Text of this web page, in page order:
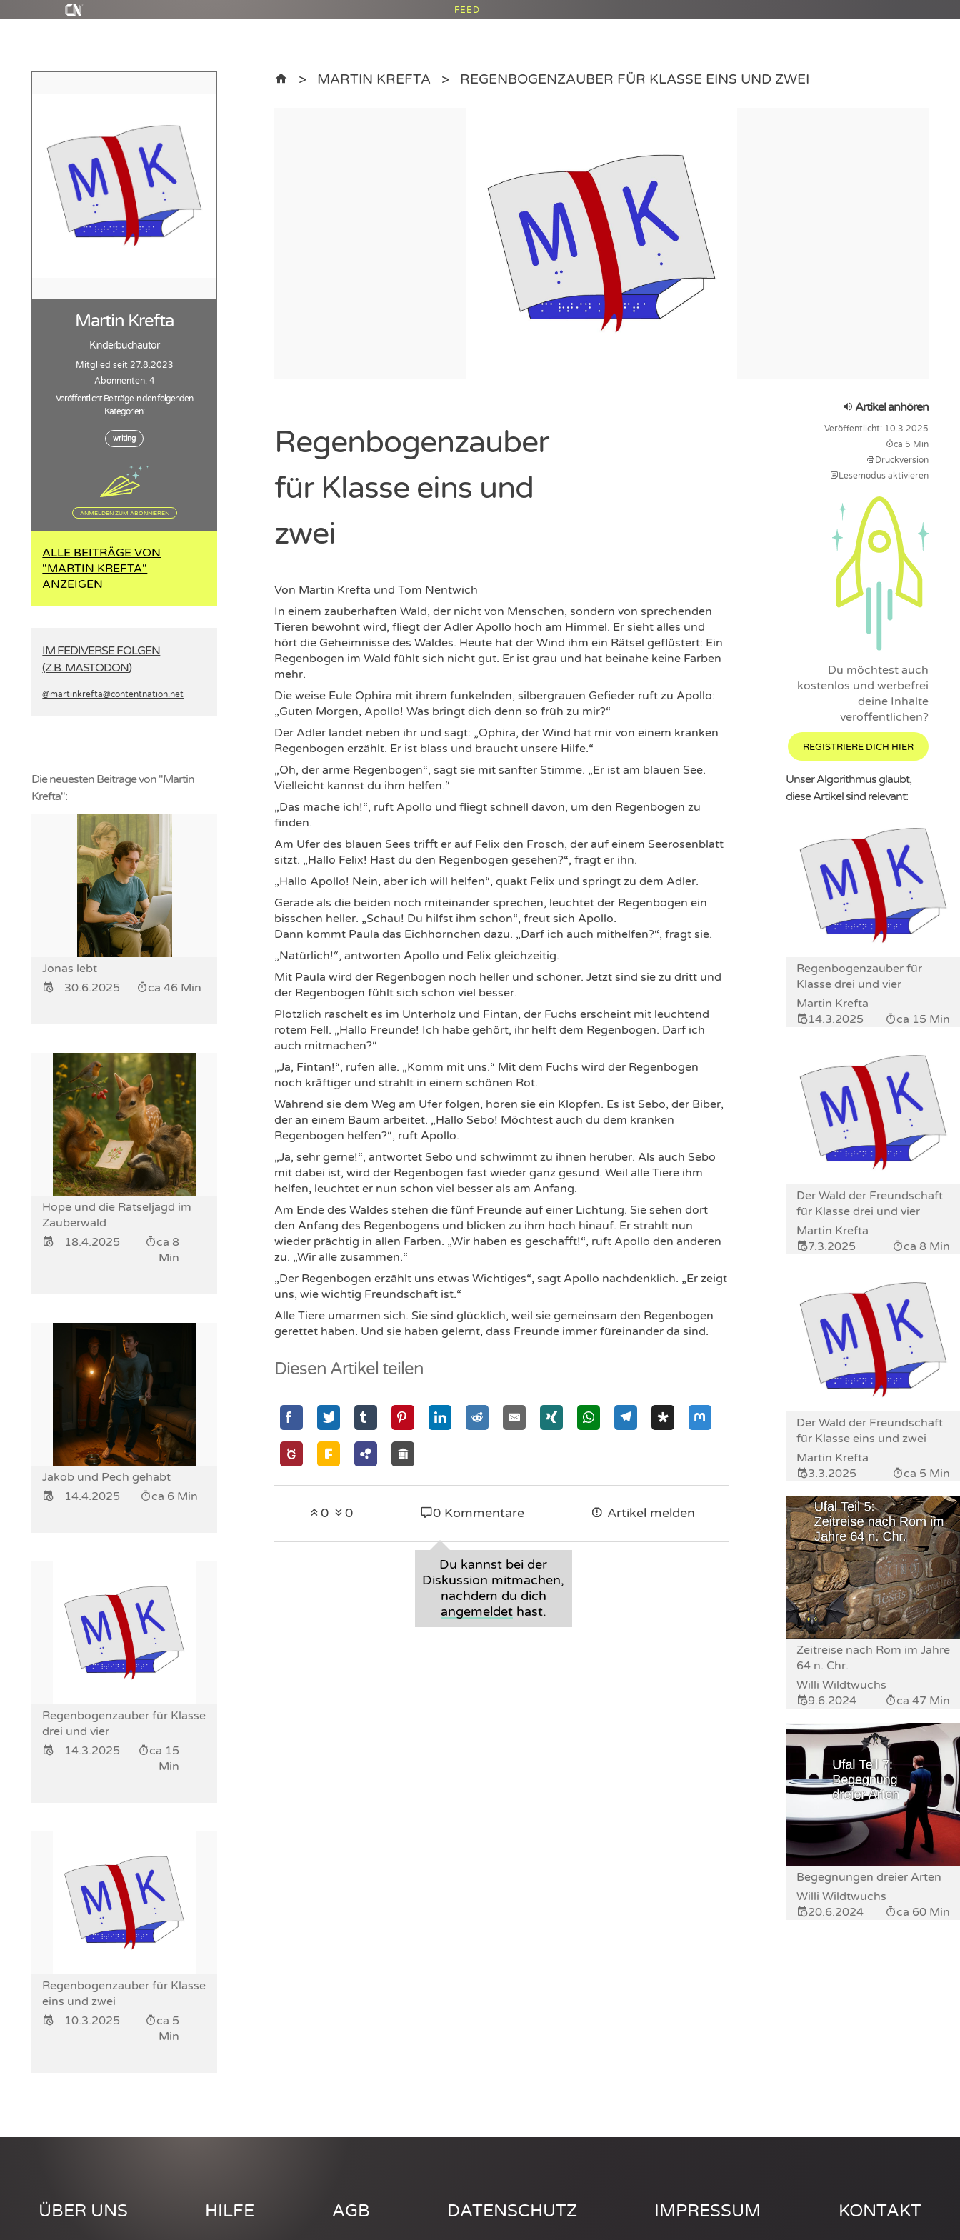
FEED
MARTIN KREFTA REGENBOGENZAUBER FÜR KLASSE EINS UND ZWEI
Artikel anhören
Veröffentlicht: 10.3.2025
ca 5 Min
Druckversion
Lesemodus aktivieren
Regenbogenzauber
für Klasse eins und
zwei
Von Martin Krefta und Tom Nentwich
In einem zauberhaften Wald, der nicht von Menschen, sondern von sprechenden
Tieren bewohnt wird, fliegt der Adler Apollo hoch am Himmel. Er sieht alles und
hört die Geheimnisse des Waldes. Heute hat der Wind ihm ein Rätsel geflüstert: Ein
Regenbogen im Wald fühlt sich nicht gut. Er ist grau und hat beinahe keine Farben
mehr.
Die weise Eule Ophira mit ihrem funkelnden, silbergrauen Gefieder ruft zu Apollo:
„Guten Morgen, Apollo! Was bringt dich denn so früh zu mir?“
Der Adler landet neben ihr und sagt: „Ophira, der Wind hat mir von einem kranken
Regenbogen erzählt. Er ist blass und braucht unsere Hilfe.“
„Oh, der arme Regenbogen“, sagt sie mit sanfter Stimme. „Er ist am blauen See.
Vielleicht kannst du ihm helfen.“
„Das mache ich!“, ruft Apollo und fliegt schnell davon, um den Regenbogen zu
finden.
Am Ufer des blauen Sees trifft er auf Felix den Frosch, der auf einem Seerosenblatt
sitzt. „Hallo Felix! Hast du den Regenbogen gesehen?“, fragt er ihn.
„Hallo Apollo! Nein, aber ich will helfen“, quakt Felix und springt zu dem Adler.
Gerade als die beiden noch miteinander sprechen, leuchtet der Regenbogen ein
bisschen heller. „Schau! Du hilfst ihm schon“, freut sich Apollo.
Dann kommt Paula das Eichhörnchen dazu. „Darf ich auch mithelfen?“, fragt sie.
„Natürlich!“, antworten Apollo und Felix gleichzeitig.
Mit Paula wird der Regenbogen noch heller und schöner. Jetzt sind sie zu dritt und
der Regenbogen fühlt sich schon viel besser.
Plötzlich raschelt es im Unterholz und Fintan, der Fuchs erscheint mit leuchtend
rotem Fell. „Hallo Freunde! Ich habe gehört, ihr helft dem Regenbogen. Darf ich
auch mitmachen?“
„Ja, Fintan!“, rufen alle. „Komm mit uns.“ Mit dem Fuchs wird der Regenbogen
noch kräftiger und strahlt in einem schönen Rot.
Während sie dem Weg am Ufer folgen, hören sie ein Klopfen. Es ist Sebo, der Biber,
der an einem Baum arbeitet. „Hallo Sebo! Möchtest auch du dem kranken
Regenbogen helfen?“, ruft Apollo.
„Ja, sehr gerne!“, antwortet Sebo und schwimmt zu ihnen herüber. Als auch Sebo
mit dabei ist, wird der Regenbogen fast wieder ganz gesund. Weil alle Tiere ihm
helfen, leuchtet er nun schon viel besser als am Anfang.
Am Ende des Waldes stehen die fünf Freunde auf einer Lichtung. Sie sehen dort
den Anfang des Regenbogens und blicken zu ihm hoch hinauf. Er strahlt nun
wieder prächtig in allen Farben. „Wir haben es geschafft!“, ruft Apollo den anderen
zu. „Wir alle zusammen.“
„Der Regenbogen erzählt uns etwas Wichtiges“, sagt Apollo nachdenklich. „Er zeigt
uns, wie wichtig Freundschaft ist.“
Alle Tiere umarmen sich. Sie sind glücklich, weil sie gemeinsam den Regenbogen
gerettet haben. Und sie haben gelernt, dass Freunde immer füreinander da sind.
Diesen Artikel teilen
0 0 0 Kommentare
Du kannst bei der
Diskussion mitmachen,
nachdem du dich
angemeldethast.
Artikel melden
Martin Krefta
Kinderbuchautor
Mitglied seit 27.8.2023
Abonnenten: 4
Veröffentlicht Beiträge in den folgenden
Kategorien:
writing
ANMELDEN ZUM ABONNIEREN
ALLE BEITRÄGE VON
"MARTIN KREFTA"
ANZEIGEN
IM FEDIVERSE FOLGEN
(Z.B. MASTODON)
@martinkrefta­@contentnation.net
Die neuesten Beiträge von "Martin
Krefta":
Jonas lebt
30.6.2025
ca 46 Min
Hope und die Rätseljagd im
Zauberwald
18.4.2025
ca 8
Min
Jakob und Pech gehabt
14.4.2025
ca 6 Min
Regenbogenzauber für Klasse
drei und vier
14.3.2025
ca 15
Min
Regenbogenzauber für Klasse
eins und zwei
10.3.2025
ca 5
Min
Du möchtest auch
kostenlos und werbefrei
deine Inhalte
veröffentlichen?
REGISTRIERE DICH HIER
Unser Algorithmus glaubt,
diese Artikel sind relevant:
Regenbogenzauber für
Klasse drei und vier
Martin Krefta
14.3.2025
ca 15 Min
Der Wald der Freundschaft
für Klasse drei und vier
Martin Krefta
7.3.2025
ca 8 Min
Der Wald der Freundschaft
für Klasse eins und zwei
Martin Krefta
3.3.2025
ca 5 Min
Zeitreise nach Rom im Jahre
64 n. Chr.
Willi Wildtwuchs
9.6.2024
ca 47 Min
Begegnungen dreier Arten
Willi Wildtwuchs
20.6.2024
ca 60 Min
ÜBER UNS HILFE AGB DATENSCHUTZ IMPRESSUM KONTAKT